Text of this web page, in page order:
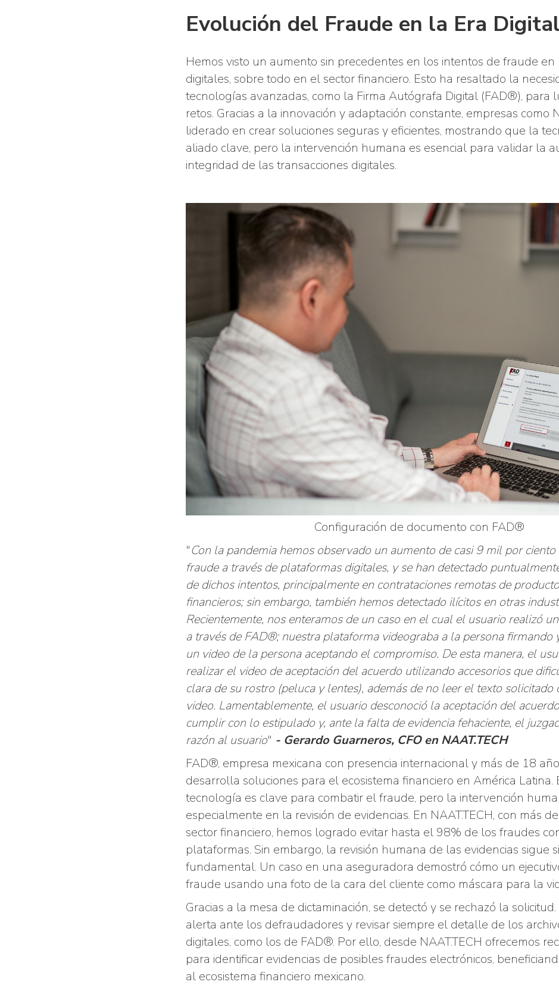
Evolución del Fraude en la Era Digital
Hemos visto un aumento sin precedentes en los intentos de fraude
digitales, sobre todo en el sector financiero. Esto ha resaltado la
tecnologías avanzadas, como la Firma Autógrafa Digital (FAD®), para
retos. Gracias a la innovación y adaptación constante, empresas como
liderado en crear soluciones seguras y eficientes, mostrando que la
aliado clave, pero la intervención humana es esencial para validar la
integridad de las transacciones digitales.
Configuración de documento con FAD®
"Con la pandemia hemos observado un aumento de casi 9 mil por
fraude a través de plataformas digitales, y se han detectado
de dichos intentos, principalmente en contrataciones remotas de
financieros; sin embargo, también hemos detectado ilícitos en otras
Recientemente, nos enteramos de un caso en el cual el usuario realizó
a través de FAD®; nuestra plataforma videograba a la persona firmando
un video de la persona aceptando el compromiso. De esta manera, el
realizar el video de aceptación del acuerdo utilizando accesorios que
clara de su rostro (peluca y lentes), además de no leer el texto solicitado
video. Lamentablemente, el usuario desconoció la aceptación del
cumplir con lo estipulado y, ante la falta de evidencia fehaciente, el
razón al usuario" - Gerardo Guarneros, CFO en NAAT.TECH
FAD®, empresa mexicana con presencia internacional y más de 18
desarrolla soluciones para el ecosistema financiero en América Latina.
tecnología es clave para combatir el fraude, pero la intervención
especialmente en la revisión de evidencias. En NAAT.TECH, con más
sector financiero, hemos logrado evitar hasta el 98% de los fraudes
plataformas. Sin embargo, la revisión humana de las evidencias sigue
fundamental. Un caso en una aseguradora demostró cómo un
fraude usando una foto de la cara del cliente como máscara para la
Gracias a la mesa de dictaminación, se detectó y se rechazó la
alerta ante los defraudadores y revisar siempre el detalle de los
digitales, como los de FAD®. Por ello, desde NAAT.TECH ofrecemos
para identificar evidencias de posibles fraudes electrónicos,
al ecosistema financiero mexicano.